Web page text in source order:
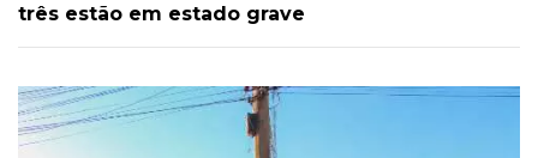
três estão em estado grave